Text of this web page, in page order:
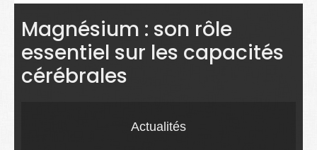
Actualités
Sciences
Maladies
Magnésium : son rôle
essentiel sur les capacités
cérébrales
Actualités